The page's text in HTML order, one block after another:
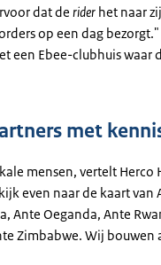
dat de rider het naar
op een dag
een Ebee-clubhuis waar
met
mensen, vertelt Herco
even naar de kaart
Ante Oeganda, Ante
Zimbabwe. Wij